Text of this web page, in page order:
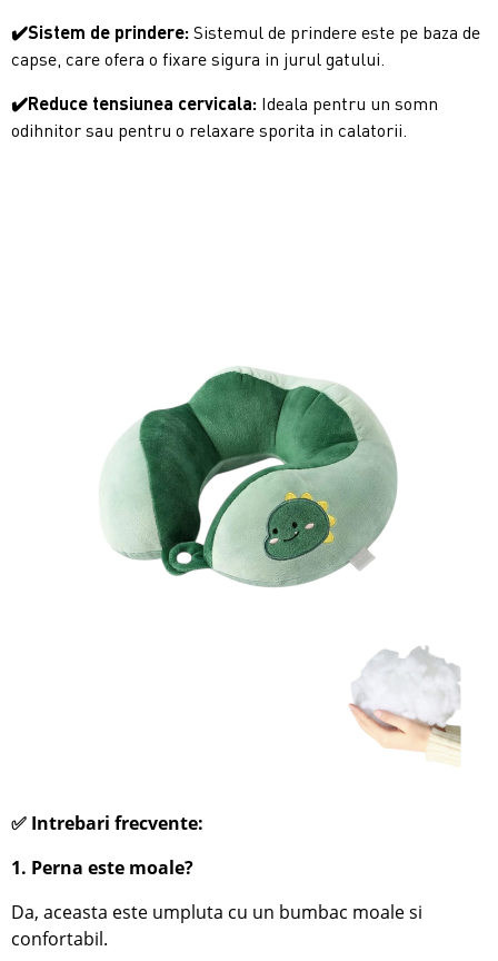
✔️Sistem de prindere: Sistemul de prindere este pe baza de
capse, care ofera o fixare sigura in jurul gatului.
✔️Reduce tensiunea cervicala: Ideala pentru un somn
odihnitor sau pentru o relaxare sporita in calatorii.
✅ Intrebari frecvente:
1. Perna este moale?
Da, aceasta este umpluta cu un bumbac moale si
confortabil.